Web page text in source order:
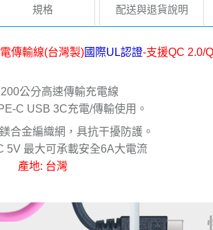
規格 配送與退貨說明
傳輸線(台灣製)國際UL認證-支援QC 2.0/
公分高速傳輸充電線
C USB 3C充電/傳輸使用。
合金編織網，具抗干擾防護。
5V 最大可承載安全6A大電流
產地: 台灣